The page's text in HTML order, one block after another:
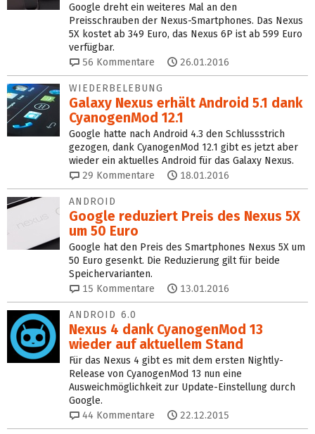
Google dreht ein weiteres Mal an den
Preisschrauben der Nexus-Smartphones. Das Nexus
5X kostet ab 349 Euro, das Nexus 6P ist ab 599 Euro
verfügbar.
56 Kommentare 26.01.2016
WIEDERBELEBUNG
Galaxy Nexus erhält Android 5.1 dank
CyanogenMod 12.1
Google hatte nach Android 4.3 den Schlussstrich
gezogen, dank CyanogenMod 12.1 gibt es jetzt aber
wieder ein aktuelles Android für das Galaxy Nexus.
29 Kommentare 18.01.2016
ANDROID
Google reduziert Preis des Nexus 5X
um 50 Euro
Google hat den Preis des Smartphones Nexus 5X um
50 Euro gesenkt. Die Reduzierung gilt für beide
Speichervarianten.
15 Kommentare 13.01.2016
ANDROID 6.0
Nexus 4 dank CyanogenMod 13
wieder auf aktuellem Stand
Für das Nexus 4 gibt es mit dem ersten Nightly-
Release von CyanogenMod 13 nun eine
Ausweichmöglichkeit zur Update-Einstellung durch
Google.
44 Kommentare 22.12.2015